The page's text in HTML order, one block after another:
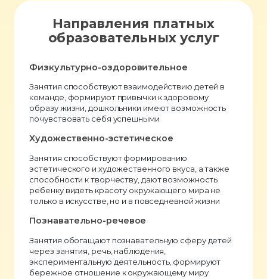
Направления платных
образовательных услуг
Физкультурно-оздоровительное
Занятия способствуют взаимодействию детей в
команде, формируют привычки к здоровому
образу жизни, дошкольники имеют возможность
почувствовать себя успешными
Художественно-эстетическое
Занятия способствуют формированию
эстетического и художественного вкуса, а также
способности к творчеству, дают возможность
ребенку видеть красоту окружающего мира не
только в искусстве, но и в повседневной жизни
Познавательно-речевое
Занятия обогащают познавательную сферу детей
через занятия, речь, наблюдения,
экспериментальную деятельность, формируют
бережное отношение к окружающему миру